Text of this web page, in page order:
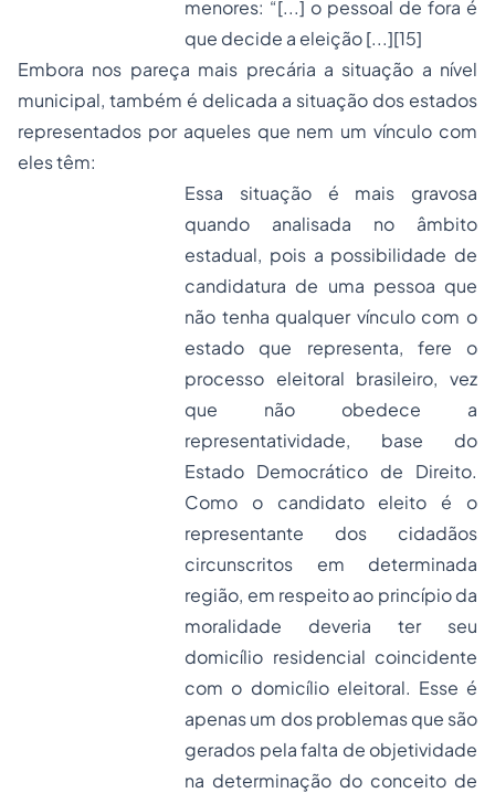
menores: “[...] o pessoal de fora é
que decide a eleição [...][15]
Embora nos pareça mais precária a situação a nível
municipal, também é delicada a situação dos estados
representados por aqueles que nem um vínculo com
eles têm:
Essa situação é mais gravosa
quando analisada no âmbito
estadual, pois a possibilidade de
candidatura de uma pessoa que
não tenha qualquer vínculo com o
estado que representa, fere o
processo eleitoral brasileiro, vez
que não obedece a
representatividade, base do
Estado Democrático de Direito.
Como o candidato eleito é o
representante dos cidadãos
circunscritos em determinada
região, em respeito ao princípio da
moralidade deveria ter seu
domicílio residencial coincidente
com o domicílio eleitoral. Esse é
apenas um dos problemas que são
gerados pela falta de objetividade
na determinação do conceito de